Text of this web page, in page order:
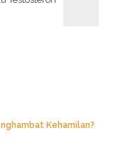
Kehamilan?